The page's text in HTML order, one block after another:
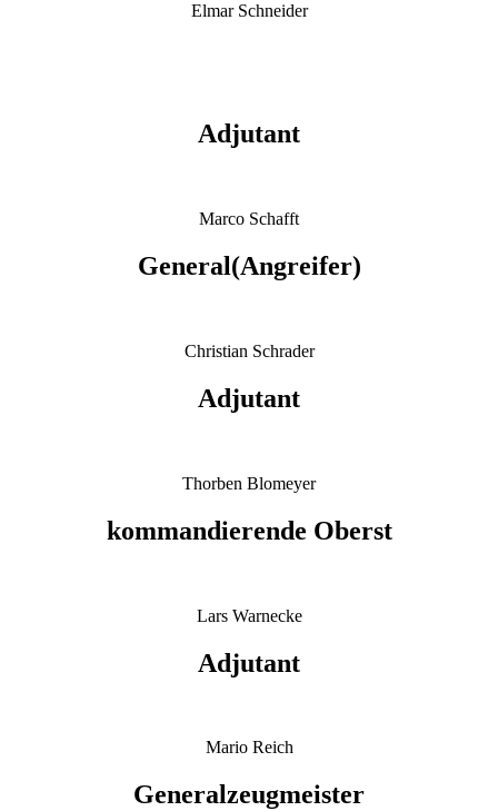
Elmar Schneider
Adjutant
Marco Schafft
General(Angreifer)
Christian Schrader
Adjutant
Thorben Blomeyer
kommandierende Oberst
Lars Warnecke
Adjutant
Mario Reich
Generalzeugmeister